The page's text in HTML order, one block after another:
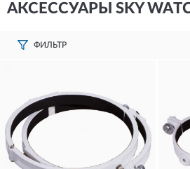
АКСЕССУАРЫ SKY
ФИЛЬТР